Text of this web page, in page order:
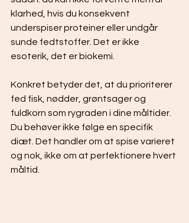
klarhed, hvis du konsekvent
underspiser proteiner eller undgår
sunde fedtstoffer. Det er ikke
esoterik, det er biokemi.
Konkret betyder det, at du prioriterer
fed fisk, nødder, grøntsager og
fuldkorn som rygraden i dine måltider.
Du behøver ikke følge en specifik
diæt. Det handler om at spise varieret
og nok, ikke om at perfektionere hvert
måltid.